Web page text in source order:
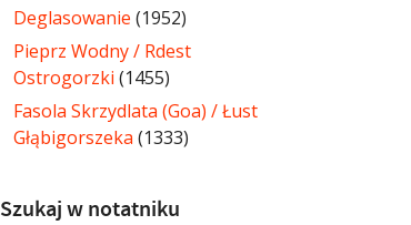
Deglasowanie (1952)
Pieprz Wodny / Rdest
Ostrogorzki (1455)
Fasola Skrzydlata (Goa) / Łust
Głąbigorszeka (1333)
Szukaj w notatniku